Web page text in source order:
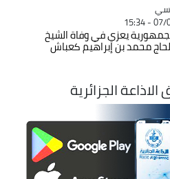
يعزي في وفاة الشيخ
محمد بن إبراهيم كعباش
الجزائرية